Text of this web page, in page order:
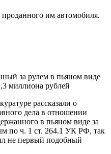
проданного им автомобиля.
рассказали о
дела в отношении
в пьяном виде за
по ч. 1 ст. 264.1 УК РФ, так
не первый подобный